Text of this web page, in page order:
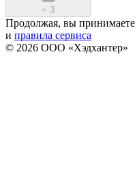
+ 3
Продолжая, вы принимаете
и правила сервиса
© 2026 ООО «Хэдхантер»